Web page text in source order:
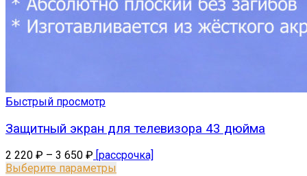
Быстрый просмотр
Защитный экран для телевизора 43 дюйма
2 220 ₽ – 3 650 ₽ [рассрочка]
Выберите параметры